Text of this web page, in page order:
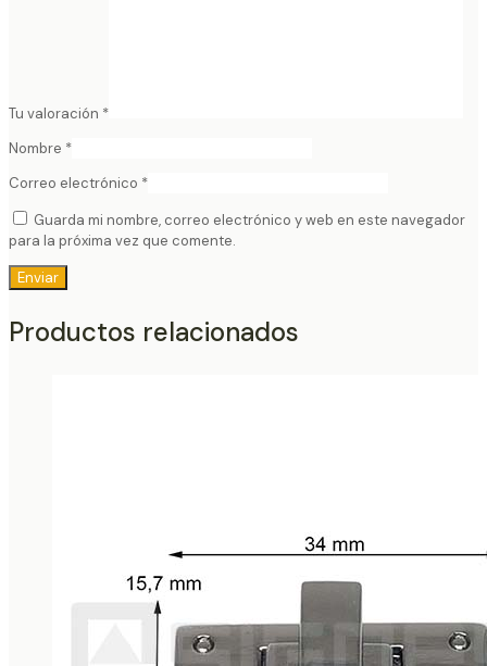
Tu valoración *
Nombre *
Correo electrónico *
Guarda mi nombre, correo electrónico y web en este navegador
para la próxima vez que comente.
Productos relacionados